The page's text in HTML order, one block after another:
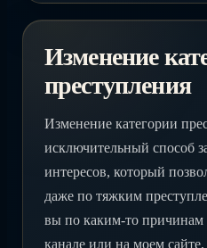
Изменение
преступления
Изменение категории
исключительный способ
интересов, который
даже по тяжким
вы по каким-то причинам
канале или на моем сайте,